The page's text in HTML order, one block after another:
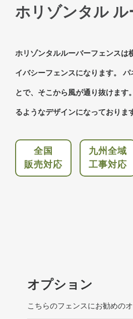
ホリゾンタル ル
ホリゾンタルルーバーフェンスは
イバシーフェンスになります。
とで、そこから風が通り抜けます
るようなデザインになっておりま
全国
販売対応
九州全域
工事対応
オプション
こちらのフェンスにお勧めの